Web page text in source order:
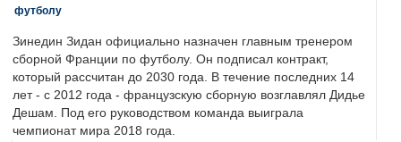
футболу
Зинедин Зидан официально назначен главным тренером
сборной Франции по футболу. Он подписал контракт,
который рассчитан до 2030 года. В течение последних 14
лет - с 2012 года - французскую сборную возглавлял Дидье
Дешам. Под его руководством команда выиграла
чемпионат мира 2018 года.